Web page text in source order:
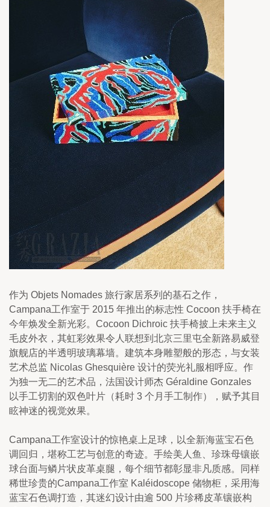
作为 Objets Nomades 旅行家居系列的基石之作，
Campana工作室于 2015 年推出的标志性 Cocoon 扶手椅在
今年焕发全新光彩。Cocoon Dichroic 扶手椅披上未来主义
毛皮外衣，其虹彩效果令人联想到北京三里屯全新路易威登
旗舰店的半透明玻璃幕墙。建筑本身雕塑般的形态，与女装
艺术总监 Nicolas Ghesquière 设计的荧光礼服相呼应。作
为独一无二的艺术品，法国设计师杰 Géraldine Gonzales
以手工切割的双色叶片（耗时 3 个月手工制作），赋予其目
眩神迷的视觉效果。
Campana工作室设计的惊艳桌上足球，以全新海蓝宝石色
调回归，堪称工艺与创意的奇迹。手绘美人鱼、珍珠母镶嵌
球台面与鳞片状皮革桌腿，每个细节都彰显非凡质感。同样
稀世珍贵的Campana工作室 Kaléidoscope 储物柜，采用海
蓝宝石色调打造，其迷幻设计由逾 500 片珍稀皮革镶嵌构